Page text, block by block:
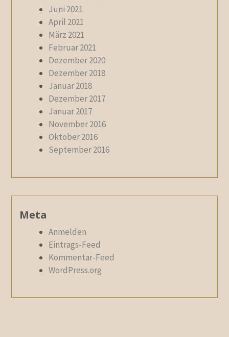
Juni 2021
April 2021
März 2021
Februar 2021
Dezember 2020
Dezember 2018
Januar 2018
Dezember 2017
Januar 2017
November 2016
Oktober 2016
September 2016
Meta
Anmelden
Eintrags-Feed
Kommentar-Feed
WordPress.org